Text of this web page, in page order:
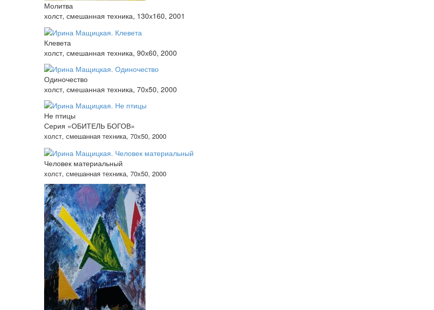
Молитва
холст, смешанная техника, 130х160, 2001
Клевета
холст, смешанная техника, 90х60, 2000
Одиночество
холст, смешанная техника, 70х50, 2000
Не птицы
Серия «ОБИТЕЛЬ БОГОВ»
холст, смешанная техника, 70х50, 2000
Человек материальный
холст, смешанная техника, 70х50, 2000